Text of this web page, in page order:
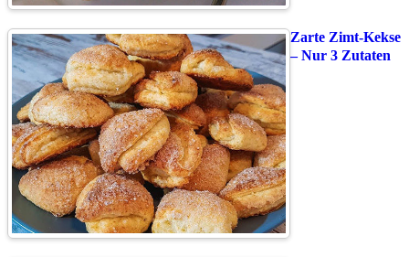
Zarte Zimt-Kekse
– Nur 3 Zutaten